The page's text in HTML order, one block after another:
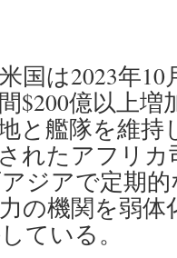
国は2023年10
$200億以上
と艦隊を維
れたアフリ
ジアで定期
の機関を弱
ている。